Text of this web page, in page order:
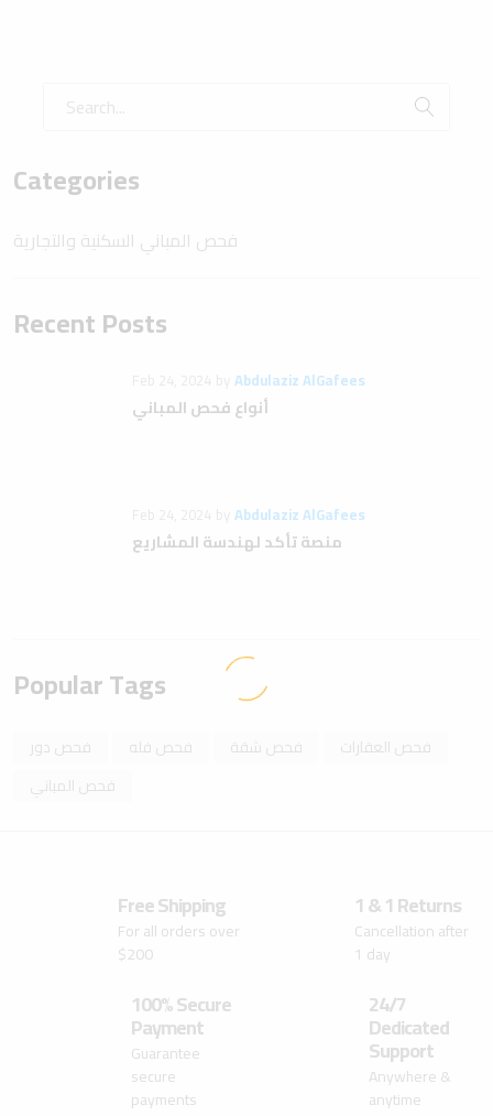
Categories
فحص المباني السكنية والتجارية
Recent Posts
Abdulaziz AlGafees
أنواع فحص المباني
Abdulaziz AlGafees
منصة تأكد لهندسة المشاريع
Popular Tags
فحص دور فحص فله فحص شقة
فحص العقارات
فحص المباني
Free Shipping
For all orders over
$200
1 & 1 Returns
Cancellation after
1 day
100% Secure
Payment
Guarantee
secure
payments
24/7
Dedicated
Support
Anywhere &
anytime